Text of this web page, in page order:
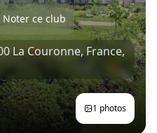
Noter ce club
La Couronne, France,
1 photos